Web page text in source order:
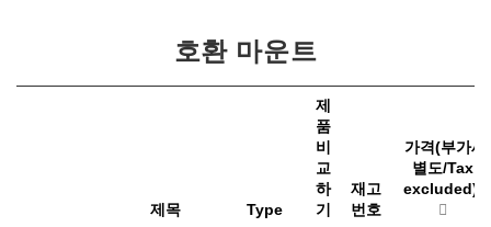
호환 마운트
제목 Type
제
품
비
교
하
기
재고
번호
가격(부가세
별도/Tax
excluded)